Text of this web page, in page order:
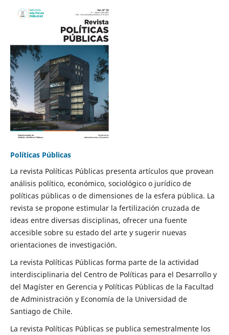
Políticas Públicas
La revista Políticas Públicas presenta artículos que provean
análisis político, económico, sociológico o jurídico de
políticas públicas o de dimensiones de la esfera pública. La
revista se propone estimular la fertilización cruzada de
ideas entre diversas disciplinas, ofrecer una fuente
accesible sobre su estado del arte y sugerir nuevas
orientaciones de investigación.
La revista Políticas Públicas forma parte de la actividad
interdisciplinaria del Centro de Políticas para el Desarrollo y
del Magíster en Gerencia y Políticas Públicas de la Facultad
de Administración y Economía de la Universidad de
Santiago de Chile.
La revista Políticas Públicas se publica semestralmente los